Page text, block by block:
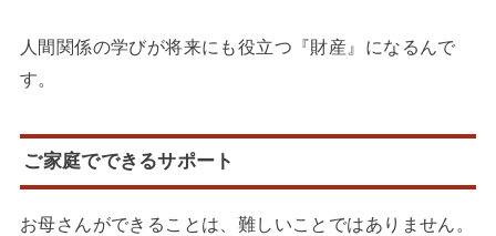
人間関係の学びが将来にも役立つ『財産』になるんで
す。
ご家庭でできるサポート
お母さんができることは、難しいことではありません。